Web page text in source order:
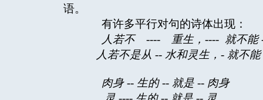
语。
有许多平行对句的诗体出现：
人若不 ----重生， ---- 就不能
人若不是从 -- 水和灵生， - 就不能
肉身-- 生的-- 就是-- 肉身